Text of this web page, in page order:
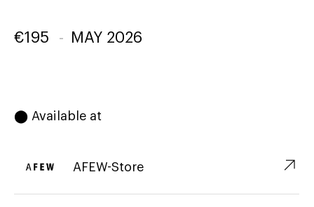
€195 - MAY 2026
⬤ Available at
AFEW-Store ↗︎